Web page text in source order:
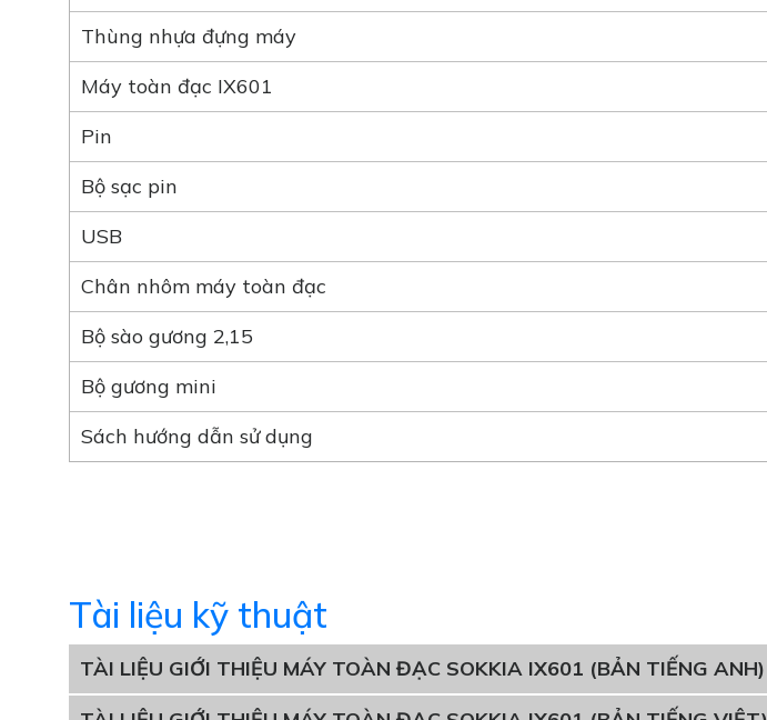
Thùng nhựa đựng máy
Máy toàn đạc IX601
Pin
Bộ sạc pin
USB
Chân nhôm máy toàn đạc
Bộ sào gương 2,15
Bộ gương mini
Sách hướng dẫn sử dụng
Tài liệu kỹ thuật
TÀI LIỆU GIỚI THIỆU MÁY TOÀN ĐẠC SOKKIA IX601 (BẢN TIẾNG ANH)